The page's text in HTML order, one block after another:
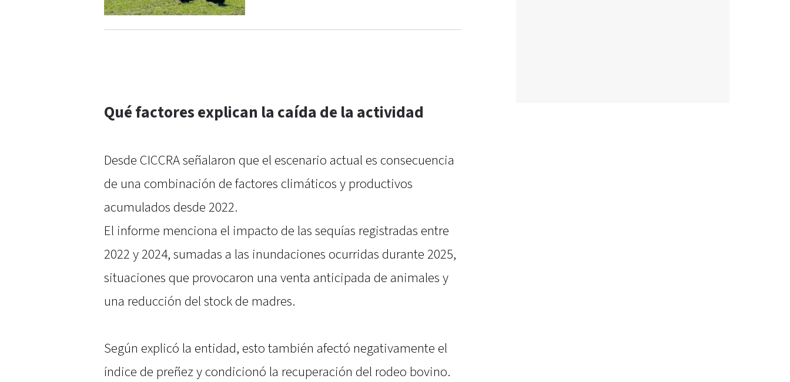
Qué factores explican la caída de la actividad
Desde CICCRA señalaron que el escenario actual es consecuencia
de una combinación de factores climáticos y productivos
acumulados desde 2022.
El informe menciona el impacto de las sequías registradas entre
2022 y 2024, sumadas a las inundaciones ocurridas durante 2025,
situaciones que provocaron una venta anticipada de animales y
una reducción del stock de madres.
Según explicó la entidad, esto también afectó negativamente el
índice de preñez y condicionó la recuperación del rodeo bovino.